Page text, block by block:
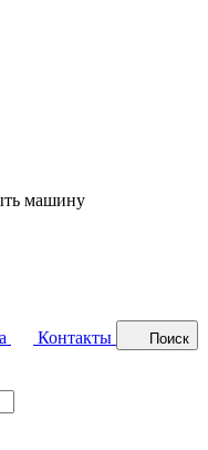
машину
Контакты Поиск